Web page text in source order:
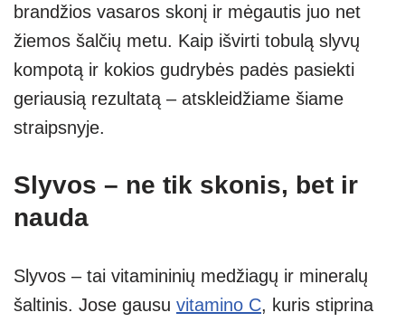
brandžios vasaros skonį ir mėgautis juo net
žiemos šalčių metu. Kaip išvirti tobulą slyvų
kompotą ir kokios gudrybės padės pasiekti
geriausią rezultatą – atskleidžiame šiame
straipsnyje.
Slyvos – ne tik skonis, bet ir
nauda
Slyvos – tai vitamininių medžiagų ir mineralų
šaltinis. Jose gausu vitamino C, kuris stiprina